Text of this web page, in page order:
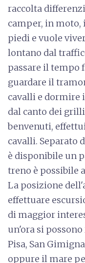
raccolta
camper, in moto,
piedi e vuole
lontano dal
passare il tempo
guardare il
cavalli e dormire
dal canto dei
benvenuti,
cavalli. Separato
è disponibile un
treno è possibile
La posizione
effettuare
di maggior
un'ora si
Pisa, San
oppure il mare